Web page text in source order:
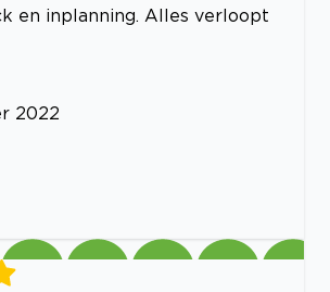
en inplanning. Alles verloopt
2022